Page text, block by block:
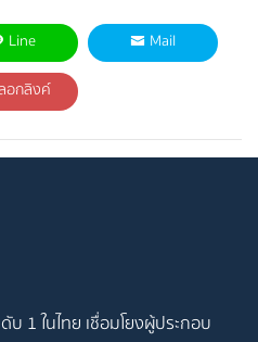
Line Mail
อกลิงค์
1 ในไทย เชื่อมโยงผู้ประกอบ